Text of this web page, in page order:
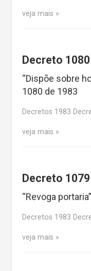
veja mais
Decreto
“Dispõe sobre
1080 de 1983
Decretos 1983
veja mais
Decreto
“Revoga
Decretos 1983
veja mais